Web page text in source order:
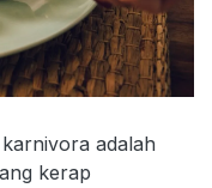
adalah
kerap